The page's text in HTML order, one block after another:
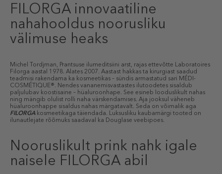
FILORGA innovaatiline
nahahooldus noorusliku
välimuse heaks
Michel Tordjman, Prantsuse ilumeditsiini arst, rajas ettevõtte Laboratoires
Filorga aastal 1978. Alates 2007. Aastast hakkas ta kirurgiast saadud
teadmisi rakendama ka kosmeetikas – sündis armastatud sari MÉDI-
COSMÉTIQUE®. Nendes vananemisvastastes ilutoodetes sisaldub
paljulubav koostisaine – hüaluroonhape. See esineb looduslikult nahas
ning mängib olulist rolli naha värskendamises. Aja jooksul väheneb
hüaluroonhappe sisaldus nahas märgatavalt. Seda on võimalik aga
FILORGAkosmeetikaga täiendada. Luksusliku kaubamärgi tooted on
ilunautlejate rõõmuks saadaval ka Douglase veebipoes.
Nooruslikult prink nahk igale
naisele FILORGA abil